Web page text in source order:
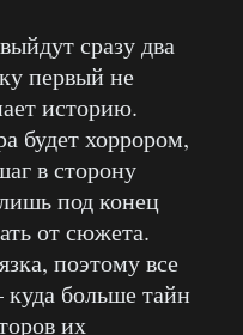
сразу два
первый не
историю.
будет хоррором,
в сторону
под конец
от сюжета.
поэтому все
больше тайн
их